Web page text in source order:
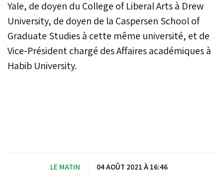
Yale, de doyen du College of Liberal Arts à Drew
University, de doyen de la Caspersen School of
Graduate Studies à cette même université, et de
Vice-Président chargé des Affaires académiques à
Habib University.
LE MATIN 04 AOÛT 2021 À 16:46